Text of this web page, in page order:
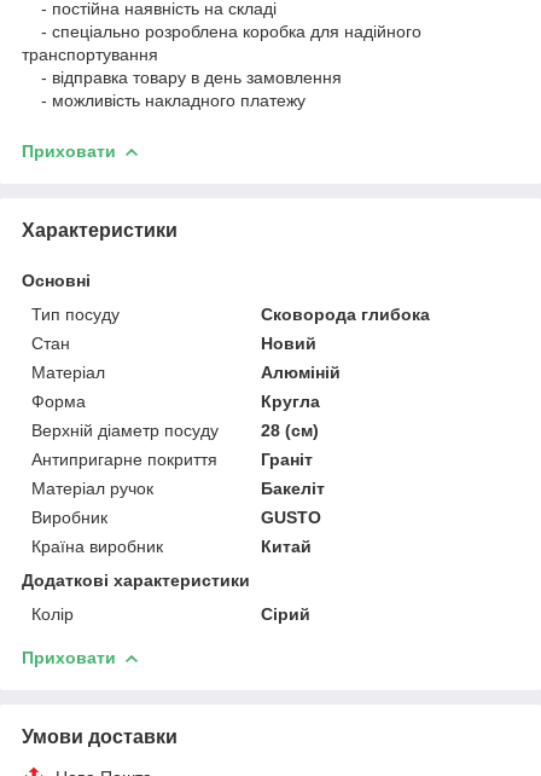
- постійна наявність на складі
- спеціально розроблена коробка для надійного
транспортування
- відправка товару в день замовлення
- можливість накладного платежу
Приховати
Характеристики
Основні
Тип посуду
Сковорода глибока
Стан
Новий
Матеріал
Алюміній
Форма
Кругла
Верхній діаметр посуду
28 (см)
Антипригарне покриття
Граніт
Матеріал ручок
Бакеліт
Виробник
GUSTO
Країна виробник
Китай
Додаткові характеристики
Колір
Сірий
Приховати
Умови доставки